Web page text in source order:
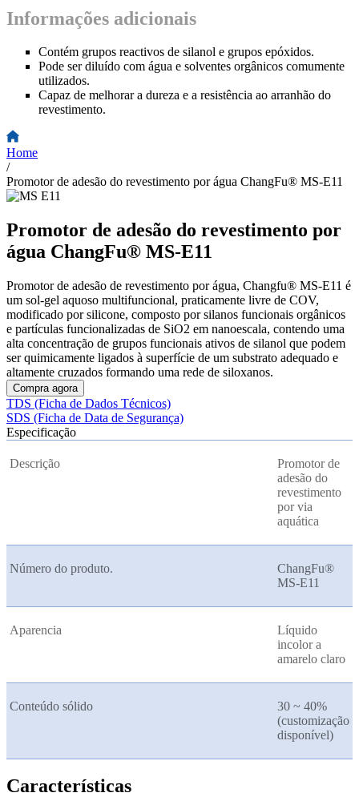
Informações adicionais
Contém grupos reactivos de silanol e grupos epóxidos.
Pode ser diluído com água e solventes orgânicos comumente
utilizados.
Capaz de melhorar a dureza e a resistência ao arranhão do
revestimento.
Home
/
Promotor de adesão do revestimento por água ChangFu® MS-E11
Promotor de adesão do revestimento por
água ChangFu® MS-E11
Promotor de adesão de revestimento por água, Changfu® MS-E11 é
um sol-gel aquoso multifuncional, praticamente livre de COV,
modificado por silicone, composto por silanos funcionais orgânicos
e partículas funcionalizadas de SiO2 em nanoescala, contendo uma
alta concentração de grupos funcionais ativos de silanol que podem
ser quimicamente ligados à superfície de um substrato adequado e
altamente cruzados formando uma rede de siloxanos.
Compra agora
TDS (Ficha de Dados Técnicos)
SDS (Ficha de Data de Segurança)
Especificação
Descrição
Promotor de
adesão do
revestimento
por via
aquática
Número do produto.
ChangFu®
MS-E11
Aparencia
Líquido
incolor a
amarelo claro
Conteúdo sólido
30 ~ 40%
(customização
disponível)
Características